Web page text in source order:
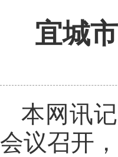
宜城
本网讯
会议召开